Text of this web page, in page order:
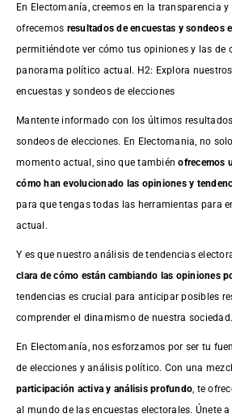
En Electomanía, creemos en la transparencia y
ofrecemos resultados deencuestas y sondeos
permitiéndote ver cómo tus opiniones y las de
panorama político actual. H2: Explora
encuestas y sondeos de elecciones
Mantente informado con los últimos
sondeos de elecciones. En Electomania, no
momento actual, sino que tambiénofrecemos
cómo han evolucionado las opiniones y
para que tengas todas las herramientas para
actual.
Y es que nuestro análisis de tendencias
clara de cómo están cambiando las opiniones
tendencias es crucial para anticipar posibles
comprender el dinamismo de nuestra sociedad.
En Electomanía, nos esforzamos por ser tu
de elecciones y análisis político. Con una
participación activa y análisis profundo , te
al mundo de las encuestas electorales. Únete